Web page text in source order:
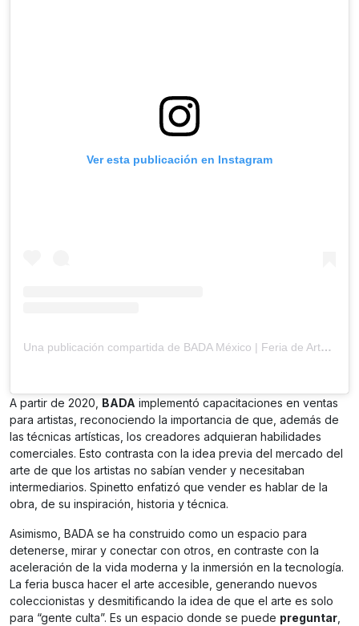
Ver esta publicación en Instagram
Una publicación compartida de BADA México | Feria de Arte (@bada_mexico)
A partir de 2020, BADA implementó capacitaciones en ventas
para artistas, reconociendo la importancia de que, además de
las técnicas artísticas, los creadores adquieran habilidades
comerciales. Esto contrasta con la idea previa del mercado del
arte de que los artistas no sabían vender y necesitaban
intermediarios. Spinetto enfatizó que vender es hablar de la
obra, de su inspiración, historia y técnica.
Asimismo, BADA se ha construido como un espacio para
detenerse, mirar y conectar con otros, en contraste con la
aceleración de la vida moderna y la inmersión en la tecnología.
La feria busca hacer el arte accesible, generando nuevos
coleccionistas y desmitificando la idea de que el arte es solo
para “gente culta”. Es un espacio donde se puede preguntar